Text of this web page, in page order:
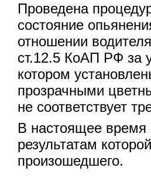
Проведена
состояние
отношении
ст.12.5 КоАП РФ за
котором
прозрачными
не соответствует
В настоящее время
результатам
произошедшего.